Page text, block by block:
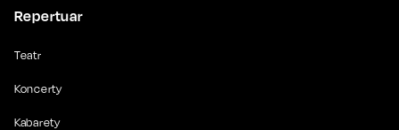
Repertuar
Teatr
Koncerty
Kabarety